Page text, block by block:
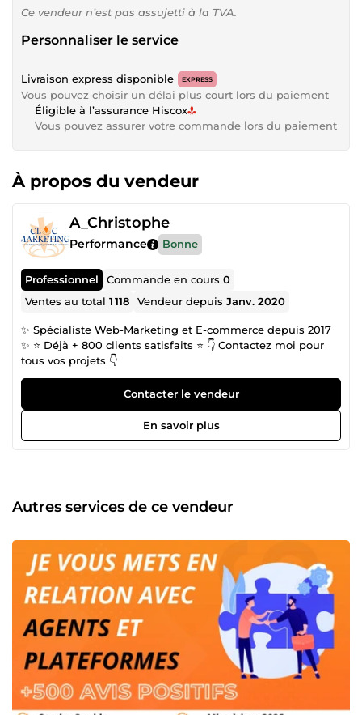
Ce vendeur n’est pas assujetti à la TVA.
Personnaliser le service
Livraison express disponible EXPRESS
Vous pouvez choisir un délai plus court lors du paiement
Éligible à l’assurance Hiscox
Vous pouvez assurer votre commande lors du paiement
À propos du vendeur
A_Christophe
Performance Bonne
Professionnel Commande en cours0
Ventes au total1 118 Vendeur depuisJanv. 2020
✨ Spécialiste Web-Marketing et E-commerce depuis 2017
✨ ⭐ Déjà + 800 clients satisfaits ⭐ 👇 Contactez moi pour
tous vos projets 👇
Contacter le vendeur
En savoir plus
Autres services de ce vendeur